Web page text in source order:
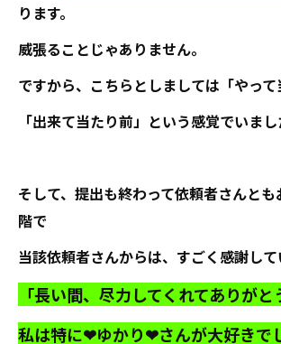
ります。
威張ることじゃありません。
ですから、こちらとしましては「やって
「出来て当たり前」という感覚でいまし
そして、提出も終わって依頼者さんと
階で
当該依頼者さんからは、すごく感謝し
「長い間、尽力してくれてありがと
私は特に❤ゆかり❤さんが大好きで